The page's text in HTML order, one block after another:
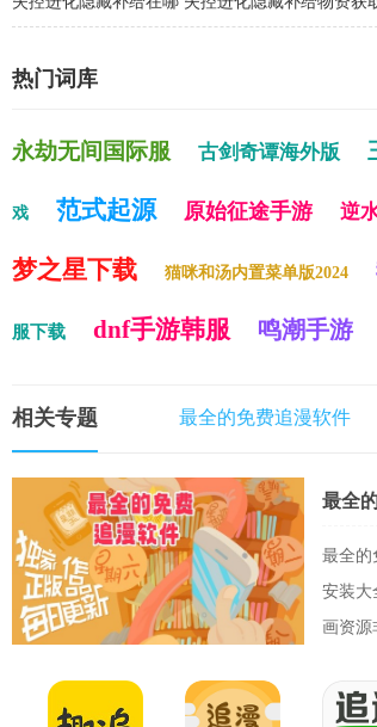
热门词库
永劫无间国际服 古剑奇谭海外版
戏 范式起源 原始征途手游 逆
梦之星下载 猫咪和汤内置菜单版2024
服下载 dnf手游韩服 鸣潮手游
相关专题 最全的免费追漫软件
最全的
安装大
画资源